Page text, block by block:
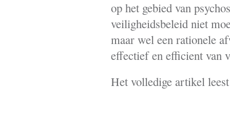
op het gebied van
veiligheidsbeleid niet
maar wel een rationele
effectief en efficient van
Het volledige artikel